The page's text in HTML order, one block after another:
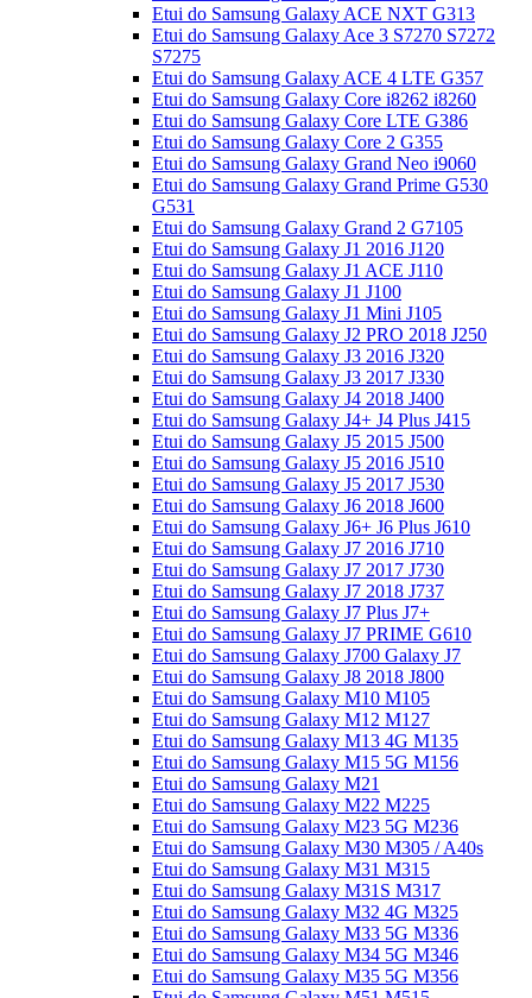
Etui do Samsung Galaxy ACE NXT G313
Etui do Samsung Galaxy Ace 3 S7270 S7272
S7275
Etui do Samsung Galaxy ACE 4 LTE G357
Etui do Samsung Galaxy Core i8262 i8260
Etui do Samsung Galaxy Core LTE G386
Etui do Samsung Galaxy Core 2 G355
Etui do Samsung Galaxy Grand Neo i9060
Etui do Samsung Galaxy Grand Prime G530
G531
Etui do Samsung Galaxy Grand 2 G7105
Etui do Samsung Galaxy J1 2016 J120
Etui do Samsung Galaxy J1 ACE J110
Etui do Samsung Galaxy J1 J100
Etui do Samsung Galaxy J1 Mini J105
Etui do Samsung Galaxy J2 PRO 2018 J250
Etui do Samsung Galaxy J3 2016 J320
Etui do Samsung Galaxy J3 2017 J330
Etui do Samsung Galaxy J4 2018 J400
Etui do Samsung Galaxy J4+ J4 Plus J415
Etui do Samsung Galaxy J5 2015 J500
Etui do Samsung Galaxy J5 2016 J510
Etui do Samsung Galaxy J5 2017 J530
Etui do Samsung Galaxy J6 2018 J600
Etui do Samsung Galaxy J6+ J6 Plus J610
Etui do Samsung Galaxy J7 2016 J710
Etui do Samsung Galaxy J7 2017 J730
Etui do Samsung Galaxy J7 2018 J737
Etui do Samsung Galaxy J7 Plus J7+
Etui do Samsung Galaxy J7 PRIME G610
Etui do Samsung Galaxy J700 Galaxy J7
Etui do Samsung Galaxy J8 2018 J800
Etui do Samsung Galaxy M10 M105
Etui do Samsung Galaxy M12 M127
Etui do Samsung Galaxy M13 4G M135
Etui do Samsung Galaxy M15 5G M156
Etui do Samsung Galaxy M21
Etui do Samsung Galaxy M22 M225
Etui do Samsung Galaxy M23 5G M236
Etui do Samsung Galaxy M30 M305 / A40s
Etui do Samsung Galaxy M31 M315
Etui do Samsung Galaxy M31S M317
Etui do Samsung Galaxy M32 4G M325
Etui do Samsung Galaxy M33 5G M336
Etui do Samsung Galaxy M34 5G M346
Etui do Samsung Galaxy M35 5G M356